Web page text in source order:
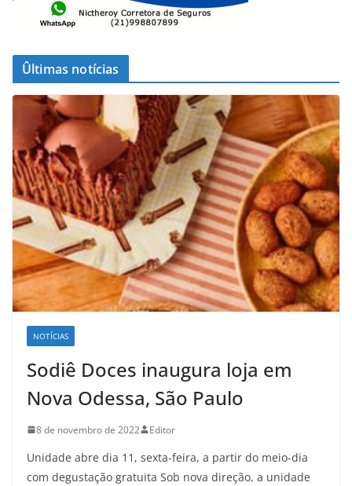
Ûltimas notícias
NOTÍCIAS
Sodiê Doces inaugura loja em
Nova Odessa, São Paulo
8 de novembro de 2022 Editor
Unidade abre dia 11, sexta-feira, a partir do meio-dia
com degustação gratuita Sob nova direção, a unidade